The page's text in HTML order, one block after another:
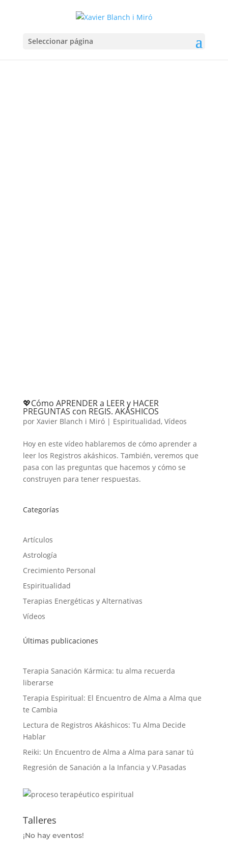
Seleccionar página
💖Cómo APRENDER a LEER y HACER
PREGUNTAS con REGIS. AKÁSHICOS
por Xavier Blanch i Miró| Espiritualidad, Vídeos
Hoy en este vídeo hablaremos de cómo aprender a
leer los Registros akáshicos. También, veremos que
pasa con las preguntas que hacemos y cómo se
construyen para tener respuestas.
Categorías
Artículos
Astrología
Crecimiento Personal
Espiritualidad
Terapias Energéticas y Alternativas
Vídeos
Últimas publicaciones
Terapia Sanación Kármica: tu alma recuerda
liberarse
Terapia Espiritual: El Encuentro de Alma a Alma que
te Cambia
Lectura de Registros Akáshicos: Tu Alma Decide
Hablar
Reiki: Un Encuentro de Alma a Alma para sanar tú
Regresión de Sanación a la Infancia y V.Pasadas
Talleres
¡No hay eventos!